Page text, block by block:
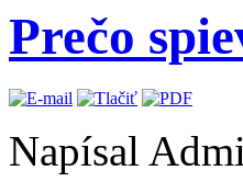
Prečo
Napísal